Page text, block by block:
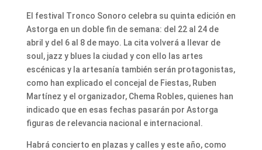
El festival Tronco Sonoro celebra su quinta edición en
Astorga en un doble fin de semana: del 22 al 24 de
abril y del 6 al 8 de mayo. La cita volverá a llevar de
soul, jazz y blues la ciudad y con ello las artes
escénicas y la artesanía también serán protagonistas,
como han explicado el concejal de Fiestas, Ruben
Martínez y el organizador, Chema Robles, quienes han
indicado que en esas fechas pasarán por Astorga
figuras de relevancia nacional e internacional.
Habrá concierto en plazas y calles y este año, como